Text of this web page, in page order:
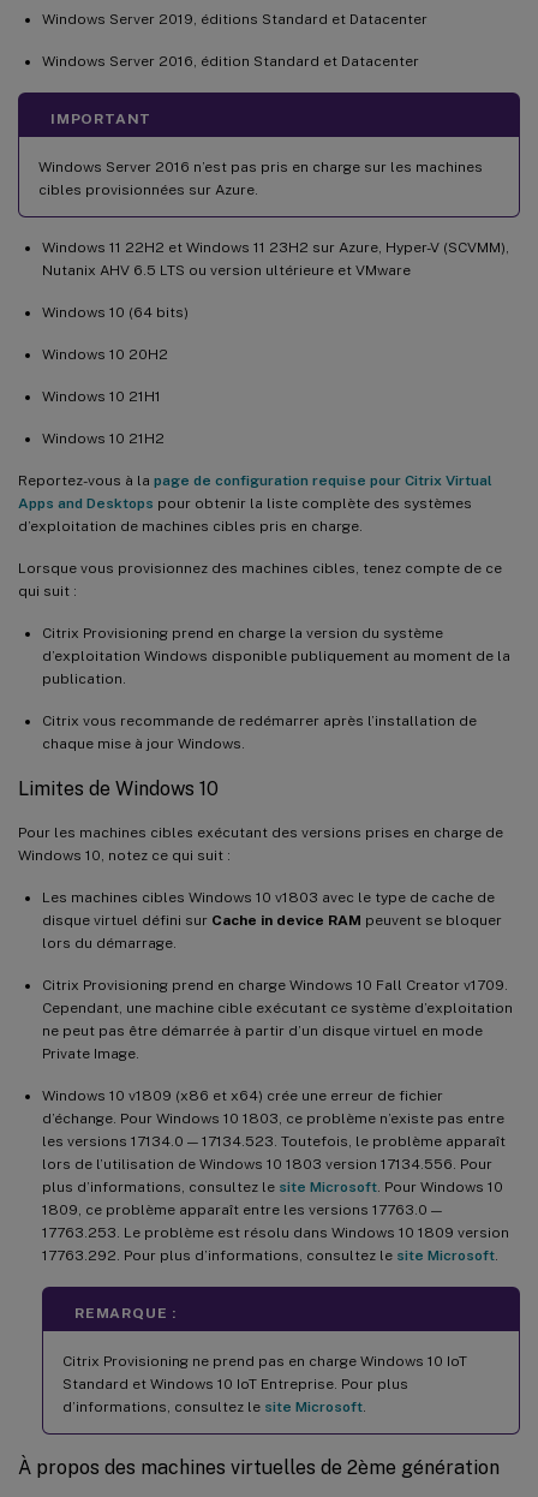
Windows Server 2019, éditions Standard et Datacenter
Windows Server 2016, édition Standard et Datacenter
IMPORTANT
Windows Server 2016 n’est pas pris en charge sur les machines
cibles provisionnées sur Azure.
Windows 11 22H2 et Windows 11 23H2 sur Azure, Hyper-V (SCVMM),
Nutanix AHV 6.5 LTS ou version ultérieure et VMware
Windows 10 (64 bits)
Windows 10 20H2
Windows 10 21H1
Windows 10 21H2
Reportez-vous à la page de configuration requise pour Citrix Virtual
Apps and Desktops pour obtenir la liste complète des systèmes
d’exploitation de machines cibles pris en charge.
Lorsque vous provisionnez des machines cibles, tenez compte de ce
qui suit :
Citrix Provisioning prend en charge la version du système
d’exploitation Windows disponible publiquement au moment de la
publication.
Citrix vous recommande de redémarrer après l’installation de
chaque mise à jour Windows.
Limites de Windows 10
Pour les machines cibles exécutant des versions prises en charge de
Windows 10, notez ce qui suit :
Les machines cibles Windows 10 v1803 avec le type de cache de
disque virtuel défini sur Cache in device RAM peuvent se bloquer
lors du démarrage.
Citrix Provisioning prend en charge Windows 10 Fall Creator v1709.
Cependant, une machine cible exécutant ce système d’exploitation
ne peut pas être démarrée à partir d’un disque virtuel en mode
Private Image.
Windows 10 v1809 (x86 et x64) crée une erreur de fichier
d’échange. Pour Windows 10 1803, ce problème n’existe pas entre
les versions 17134.0 — 17134.523. Toutefois, le problème apparaît
lors de l’utilisation de Windows 10 1803 version 17134.556. Pour
plus d’informations, consultez le site Microsoft . Pour Windows 10
1809, ce problème apparaît entre les versions 17763.0 —
17763.253. Le problème est résolu dans Windows 10 1809 version
17763.292. Pour plus d’informations, consultez le site Microsoft
REMARQUE :
Citrix Provisioning ne prend pas en charge Windows 10 IoT
Standard et Windows 10 IoT Entreprise. Pour plus
d’informations, consultez le site Microsoft
À propos des machines virtuelles de 2ème génération